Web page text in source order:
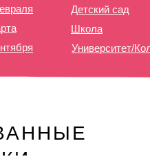
Детский сад
Школа
Университет/